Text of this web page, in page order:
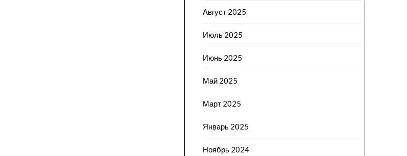
Август 2025
Июль 2025
Июнь 2025
Май 2025
Март 2025
Январь 2025
Ноябрь 2024